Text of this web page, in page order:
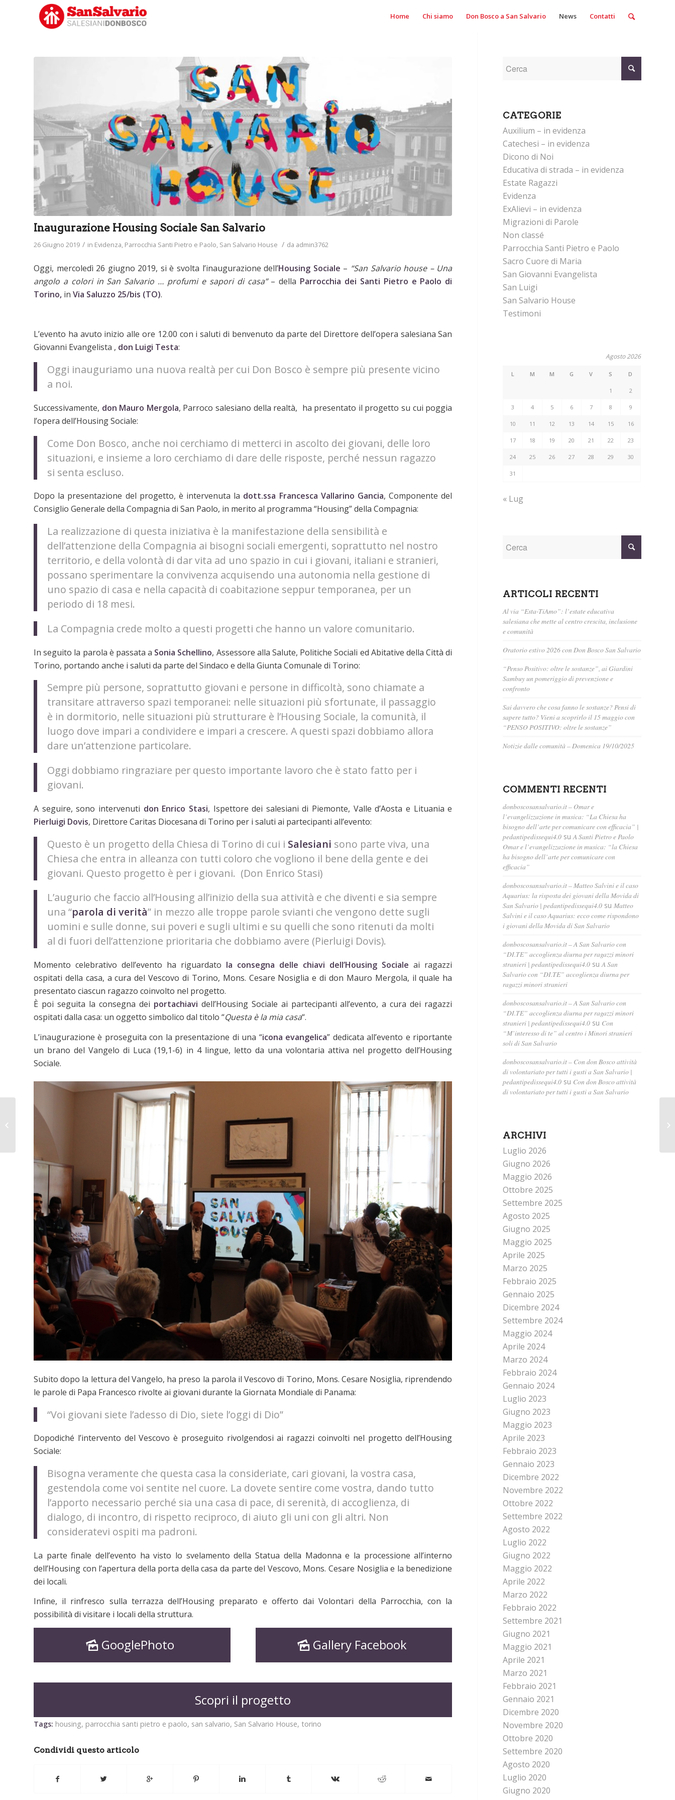
Home Chi siamo Don Bosco a San Salvario News Contatti
Inaugurazione Housing Sociale San Salvario
26 Giugno 2019 / in Evidenza Parrocchia Santi Pietro e Paolo San Salvario House / da admin3762
Oggi, mercoledì 26 giugno 2019, si è svolta l’inaugurazione dell’Housing Sociale – “San Salvario house – Una
angolo a colori in San Salvario … profumi e sapori di casa”– della Parrocchia dei Santi Pietro e Paolo di
Torino, in Via Saluzzo 25/bis (TO).
L’evento ha avuto inizio alle ore 12.00 con i saluti di benvenuto da parte del Direttore dell’opera salesiana San
Giovanni Evangelista , don Luigi Testa:
Oggi inauguriamo una nuova realtà per cui Don Bosco è sempre più presente vicino
a noi.
Successivamente, don Mauro Mergola, Parroco salesiano della realtà, ha presentato il progetto su cui poggia
l’opera dell’Housing Sociale:
Come Don Bosco, anche noi cerchiamo di metterci in ascolto dei giovani, delle loro
situazioni, e insieme a loro cerchiamo di dare delle risposte, perché nessun ragazzo
si senta escluso.
Dopo la presentazione del progetto, è intervenuta la dott.ssa Francesca Vallarino Gancia, Componente del
Consiglio Generale della Compagnia di San Paolo, in merito al programma “Housing” della Compagnia:
La realizzazione di questa iniziativa è la manifestazione della sensibilità e
dell’attenzione della Compagnia ai bisogni sociali emergenti, soprattutto nel nostro
territorio, e della volontà di dar vita ad uno spazio in cui i giovani, italiani e stranieri,
possano sperimentare la convivenza acquisendo una autonomia nella gestione di
uno spazio di casa e nella capacità di coabitazione seppur temporanea, per un
periodo di 18 mesi.
La Compagnia crede molto a questi progetti che hanno un valore comunitario.
In seguito la parola è passata a Sonia Schellino, Assessore alla Salute, Politiche Sociali ed Abitative della Città di
Torino, portando anche i saluti da parte del Sindaco e della Giunta Comunale di Torino:
Sempre più persone, soprattutto giovani e persone in difficoltà, sono chiamate a
transitare attraverso spazi temporanei: nelle situazioni più sfortunate, il passaggio
è in dormitorio, nelle situazioni più strutturare è l’Housing Sociale, la comunità, il
luogo dove impari a condividere e impari a crescere. A questi spazi dobbiamo allora
dare un’attenzione particolare.
Oggi dobbiamo ringraziare per questo importante lavoro che è stato fatto per i
giovani.
A seguire, sono intervenuti don Enrico Stasi, Ispettore dei salesiani di Piemonte, Valle d’Aosta e Lituania e
Pierluigi Dovis, Direttore Caritas Diocesana di Torino per i saluti ai partecipanti all’evento:
Questo è un progetto della Chiesa di Torino di cui i Salesiani sono parte viva, una
Chiesa che entra in alleanza con tutti coloro che vogliono il bene della gente e dei
giovani. Questo progetto è per i giovani. (Don Enrico Stasi)
L’augurio che faccio all’Housing all’inizio della sua attività e che diventi e sia sempre
una “parola di verità” in mezzo alle troppe parole svianti che vengono dette sugli
uomini e sulle donne, sui poveri e sugli ultimi e su quelli che sono ritenuti da molti
al di fuori dell’attenzione prioritaria che dobbiamo avere (Pierluigi Dovis).
Momento celebrativo dell’evento ha riguardato la consegna delle chiavi dell’Housing Sociale ai ragazzi
ospitati della casa, a cura del Vescovo di Torino, Mons. Cesare Nosiglia e di don Mauro Mergola, il quale ha
presentato ciascun ragazzo coinvolto nel progetto.
È poi seguita la consegna dei portachiavi dell’Housing Sociale ai partecipanti all’evento, a cura dei ragazzi
ospitati dalla casa: un oggetto simbolico dal titolo “Questa è la mia casa“.
L’inaugurazione è proseguita con la presentazione di una “icona evangelica” dedicata all’evento e riportante
un brano del Vangelo di Luca (19,1-6) in 4 lingue, letto da una volontaria attiva nel progetto dell’Housing
Sociale.
Subito dopo la lettura del Vangelo, ha preso la parola il Vescovo di Torino, Mons. Cesare Nosiglia, riprendendo
le parole di Papa Francesco rivolte ai giovani durante la Giornata Mondiale di Panama:
“Voi giovani siete l’adesso di Dio, siete l’oggi di Dio”
Dopodiché l’intervento del Vescovo è proseguito rivolgendosi ai ragazzi coinvolti nel progetto dell’Housing
Sociale:
Bisogna veramente che questa casa la consideriate, cari giovani, la vostra casa,
gestendola come voi sentite nel cuore. La dovete sentire come vostra, dando tutto
l’apporto necessario perché sia una casa di pace, di serenità, di accoglienza, di
dialogo, di incontro, di rispetto reciproco, di aiuto gli uni con gli altri. Non
consideratevi ospiti ma padroni.
La parte finale dell’evento ha visto lo svelamento della Statua della Madonna e la processione all’interno
dell’Housing con l’apertura della porta della casa da parte del Vescovo, Mons. Cesare Nosiglia e la benedizione
dei locali.
Infine, il rinfresco sulla terrazza dell’Housing preparato e offerto dai Volontari della Parrocchia, con la
possibilità di visitare i locali della struttura.
GooglePhoto Gallery Facebook
Scopri il progetto
Tags: housing, parrocchia santi pietro e paolo, san salvario, San Salvario House, torino
Condividi questo articolo
CATEGORIE
Auxilium – in evidenza
Catechesi – in evidenza
Dicono di Noi
Educativa di strada – in evidenza
Estate Ragazzi
Evidenza
ExAlievi – in evidenza
Migrazioni di Parole
Non classé
Parrocchia Santi Pietro e Paolo
Sacro Cuore di Maria
San Giovanni Evangelista
San Luigi
San Salvario House
Testimoni
Agosto 2026
L M M G V S D
1 2
3 4 5 6 7 8 9
10 11 12 13 14 15 16
17 18 19 20 21 22 23
24 25 26 27 28 29 30
31
« Lug
ARTICOLI RECENTI
Al via “Esta-TiAmo”: l’estate educativa
salesiana che mette al centro crescita, inclusione
e comunità
Oratorio estivo 2026 con Don Bosco San Salvario
“Penso Positivo: oltre le sostanze”, ai Giardini
Sambuy un pomeriggio di prevenzione e
confronto
Sai davvero che cosa fanno le sostanze? Pensi di
sapere tutto? Vieni a scoprirlo il 15 maggio con
“PENSO POSITIVO: oltre le sostanze”
Notizie dalle comunità – Domenica 19/10/2025
COMMENTI RECENTI
donboscosansalvario.it – Omar e
l’evangelizzazione in musica: “La Chiesa ha
bisogno dell’arte per comunicare con efficacia” |
pedantipedissequi4.0 suA Santi Pietro e Paolo
Omar e l’evangelizzazione in musica: “la Chiesa
ha bisogno dell’arte per comunicare con
efficacia”
donboscosansalvario.it – Matteo Salvini e il caso
Aquarius: la risposta dei giovani della Movida di
San Salvario | pedantipedissequi4.0 suMatteo
Salvini e il caso Aquarius: ecco come rispondono
i giovani della Movida di San Salvario
donboscosansalvario.it – A San Salvario con
“DI.TE” accoglienza diurna per ragazzi minori
stranieri | pedantipedissequi4.0 suA San
Salvario con “DI.TE” accoglienza diurna per
ragazzi minori stranieri
donboscosansalvario.it – A San Salvario con
“DI.TE” accoglienza diurna per ragazzi minori
stranieri | pedantipedissequi4.0 su Con
“M’interesso di te” al centro i Minori stranieri
soli di San Salvario
donboscosansalvario.it – Con don Bosco attività
di volontariato per tutti i gusti a San Salvario |
pedantipedissequi4.0 su Con don Bosco attività
di volontariato per tutti i gusti a San Salvario
ARCHIVI
Luglio 2026
Giugno 2026
Maggio 2026
Ottobre 2025
Settembre 2025
Agosto 2025
Giugno 2025
Maggio 2025
Aprile 2025
Marzo 2025
Febbraio 2025
Gennaio 2025
Dicembre 2024
Settembre 2024
Maggio 2024
Aprile 2024
Marzo 2024
Febbraio 2024
Gennaio 2024
Luglio 2023
Giugno 2023
Maggio 2023
Aprile 2023
Febbraio 2023
Gennaio 2023
Dicembre 2022
Novembre 2022
Ottobre 2022
Settembre 2022
Agosto 2022
Luglio 2022
Giugno 2022
Maggio 2022
Aprile 2022
Marzo 2022
Febbraio 2022
Settembre 2021
Giugno 2021
Maggio 2021
Aprile 2021
Marzo 2021
Febbraio 2021
Gennaio 2021
Dicembre 2020
Novembre 2020
Ottobre 2020
Settembre 2020
Agosto 2020
Luglio 2020
Giugno 2020
Programma della terza
settimana Estate